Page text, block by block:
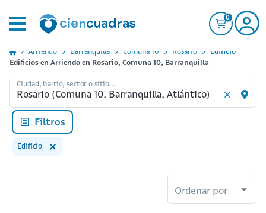
0
Arriendo Barranquilla Comuna 10 Rosario
Edificio
Edificios en Arriendo en Rosario, Comuna 10, Barranquilla
Ciudad, barrio, sector o sitio...
Filtros
Edificio
Ordenar por